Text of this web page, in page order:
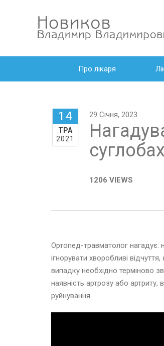
Про лікаря
14
ТРА
2021
29 Січня, 2023
1206 VIEWS
Ортопед-травматолог нагадує:
ігнорувати хворобливі
випадку необхідно терміново
наявність артрозу або
руйнування.